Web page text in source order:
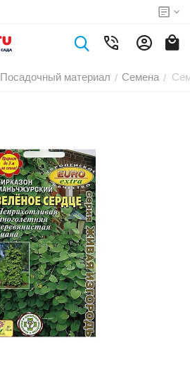
Посадочный материал / Семена /